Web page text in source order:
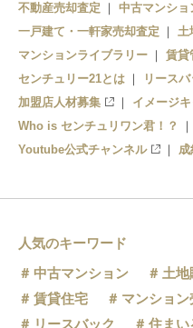
不動産売却査定
中古マンショ
一戸建て・一軒家売却査定
土
マンションライブラリー
賃貸
センチュリー21とは
リースバ
加盟店人材募集
イメージ
Who is センチュリワン君！？
Youtube公式チャンネル
成
人気のキーワード
中古マンション
土地
賃貸住宅
マンショ
リースバック
住まい